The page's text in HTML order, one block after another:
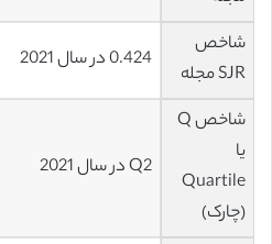
شاخص
SJR مجله
0.424 در سال 2021
شاخص Q
یا
Quartile
(چارک)
Q2 در سال 2021